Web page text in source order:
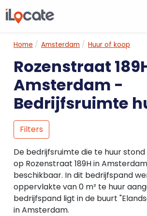
Home Amsterdam Huur of koop
Rozenstraat
Amsterdam -
Bedrijfsruimte
Filters
De bedrijfsruimte die te huur
op Rozenstraat 189H in
beschikbaar. In dit bedrijfspand
oppervlakte van 0 m² te huur
bedrijfspand ligt in de buurt
in Amsterdam.